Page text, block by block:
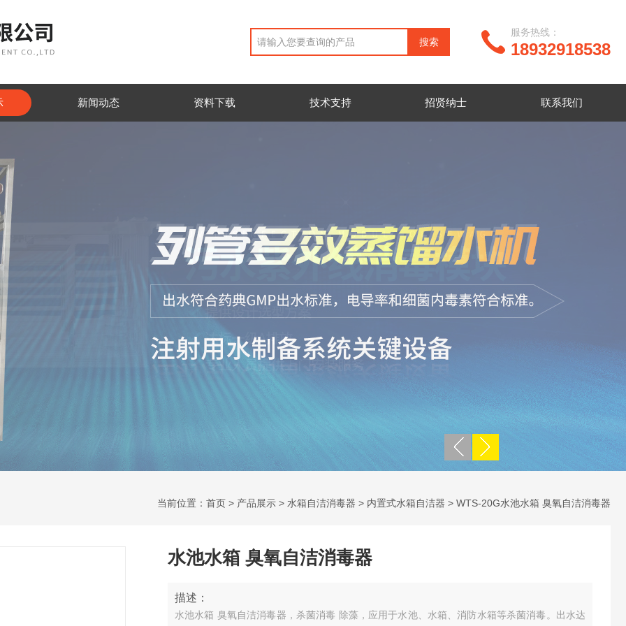
18932918538
服务热线：
新闻动态 资料下载 技术支持 招贤纳士 联系我们
当前位置： 首页 > 产品展示 > 水箱自洁消毒器 > 内置式水箱自洁器 > WTS-20G水池水箱 臭氧自洁消毒器
水池水箱 臭氧自洁消毒器
描述：
水池水箱 臭氧自洁消毒器，杀菌消毒 除藻，应用于水池、水箱、消防水箱等杀菌消毒。出水达